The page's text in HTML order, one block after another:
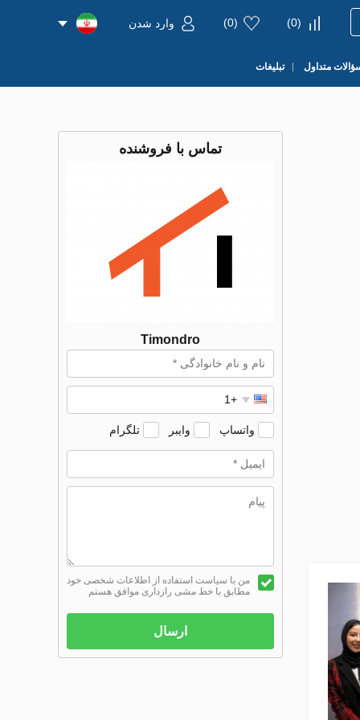
(
0
)
(
0
) وارد شدن
متداول تبلیغات
تماس با فروشنده
Timondro
واتساپ وایبر تلگرام
من با سیاست استفاده از اطلاعات شخصی خود
مطابق با خط مشی رازداری موافق هستم
ارسال